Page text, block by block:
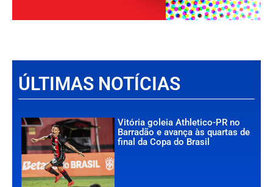
ÚLTIMAS NOTÍCIAS
Vitória goleia Athletico-PR no
Barradão e avança às quartas de
final da Copa do Brasil